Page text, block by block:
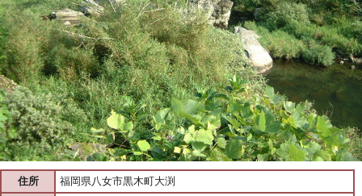
住所 福岡県八女市黒木町大渕